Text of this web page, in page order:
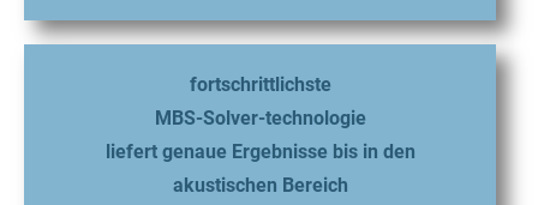
fortschrittlichste
MBS-Solver-technologie
liefert genaue Ergebnisse bis in den
akustischen Bereich